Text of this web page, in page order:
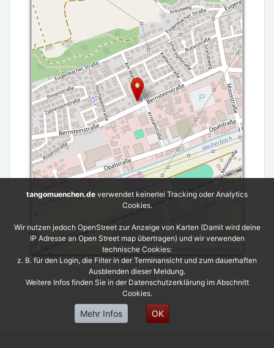
Leaflet| ©OpenStreetMap
tangomuenchen.de verwendet keinerlei Tracking oder Analytics
Cookies.
Wir nutzen jedoch OpenStreet zur Anzeige von Karten (Damit wird deine
IP Adresse an Open Street map übertragen) und wir verwenden
technische Cookies:
z. B. für den Login, die Filter in der Terminansicht und zum dauerhaften
Ausblenden dieser Meldung.
Weitere Infos finden Sie in der Datenschutzerklärung im Abschnitt
Cookies.
Mehr Infos OK